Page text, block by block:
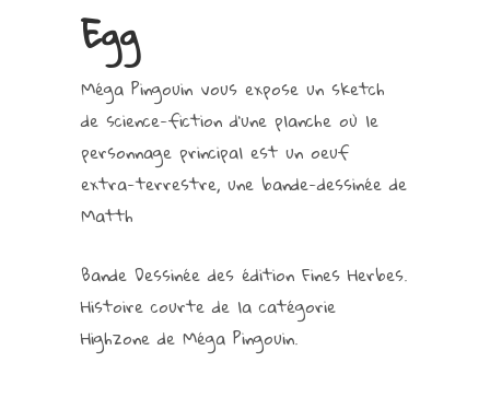
Egg
Méga Pingouin vous expose un sketch
de science-fiction d’une planche où le
personnage principal est un oeuf
extra-terrestre, une bande-dessinée de
Matth
Bande Dessinée des édition Fines Herbes.
Histoire courte de la catégorie
Highzone de Méga Pingouin.